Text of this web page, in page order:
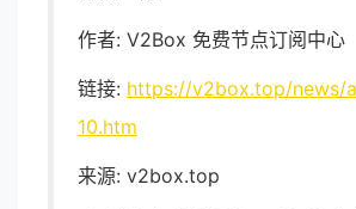
作者: V2Box 免费节点订阅中心
链接: https://v2box.top/news/
10.htm
来源: v2box.top